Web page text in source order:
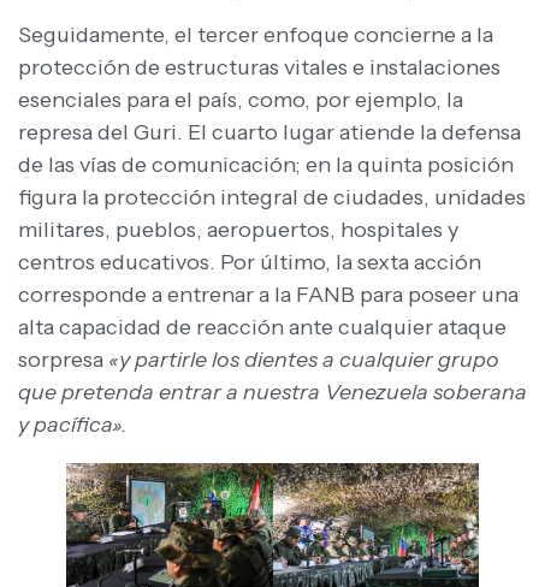
Seguidamente, el tercer enfoque concierne a la
protección de estructuras vitales e instalaciones
esenciales para el país, como, por ejemplo, la
represa del Guri. El cuarto lugar atiende la defensa
de las vías de comunicación; en la quinta posición
figura la protección integral de ciudades, unidades
militares, pueblos, aeropuertos, hospitales y
centros educativos. Por último, la sexta acción
corresponde a entrenar a la FANB para poseer una
alta capacidad de reacción ante cualquier ataque
sorpresa «y partirle los dientes a cualquier grupo
que pretenda entrar a nuestra Venezuela soberana
y pacífica».